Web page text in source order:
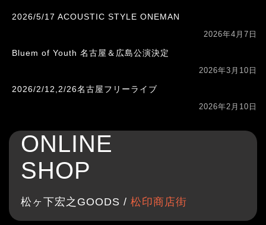
2026/5/17 ACOUSTIC STYLE ONEMAN
2026年4月7日
Bluem of Youth 名古屋＆広島公演決定
2026年3月10日
2026/2/12,2/26名古屋フリーライブ
2026年2月10日
ONLINE
SHOP
松ヶ下宏之GOODS / 松印商店街